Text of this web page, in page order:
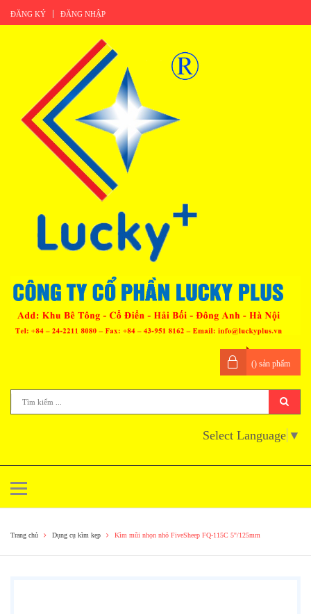
ĐĂNG KÝ ĐĂNG NHẬP
() sản phẩm
Select Language ▼
Trang chủ Dụng cụ kìm kẹp Kìm mũi nhọn nhỏ FiveSheep FQ-115C 5''/125mm